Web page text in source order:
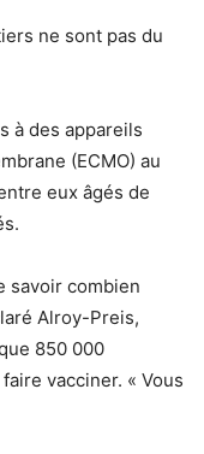
ne sont pas du
à des appareils
(ECMO) au
eux âgés de
savoir combien
Alroy-Preis,
850 000
vacciner. « Vous